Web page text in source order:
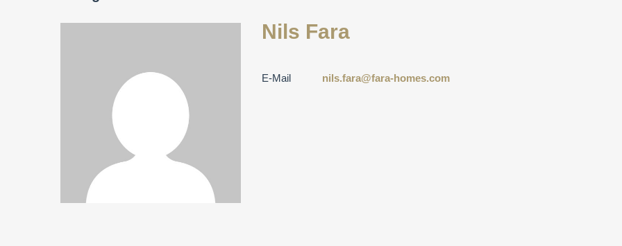
Nils Fara
E-Mail nils.fara@fara-homes.com